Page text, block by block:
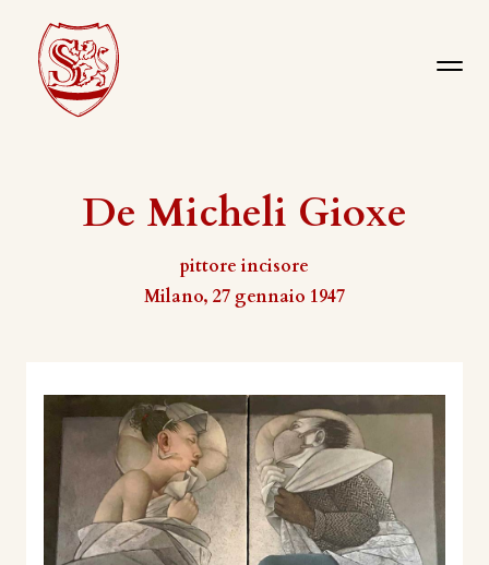
De Micheli Gioxe
pittore incisore
Milano, 27 gennaio 1947